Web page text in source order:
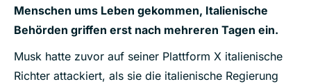
Menschen ums Leben gekommen, Italienische
Behörden griffen erst nach mehreren Tagen ein.
Musk hatte zuvor auf seiner Plattform X italienische
Richter attackiert, als sie die italienische Regierung